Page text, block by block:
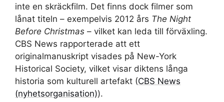
inte en skräckfilm. Det finns dock filmer som
lånat titeln – exempelvis 2012 års The Night
Before Christmas – vilket kan leda till förväxling.
CBS News rapporterade att ett
originalmanuskript visades på New-York
Historical Society, vilket visar diktens långa
historia som kulturell artefakt (CBS News
(nyhetsorganisation)).